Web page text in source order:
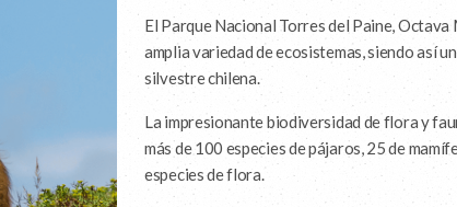
El Parque Nacional Torres del Paine,
amplia variedad de ecosistemas, siendo así
silvestre chilena.
La impresionante biodiversidad de flora y
más de 100 especies de pájaros, 25 de
especies de flora.